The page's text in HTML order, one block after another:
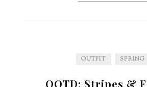
OUTFIT SPRING
OOTD: Stripes &